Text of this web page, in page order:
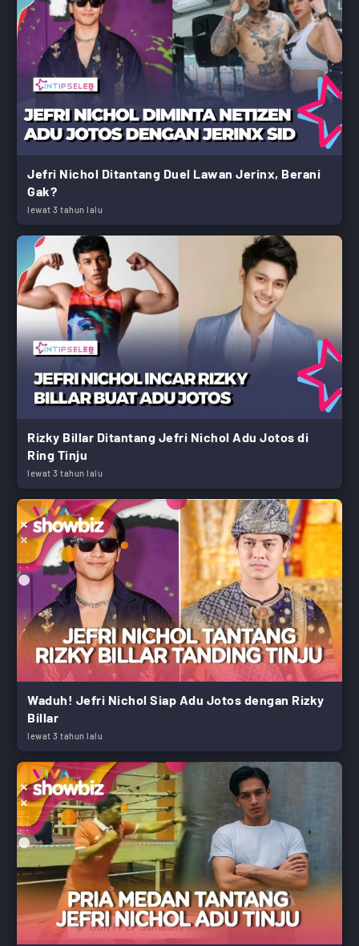
Jefri Nichol Ditantang Duel Lawan Jerinx, Berani
Gak?
lewat 3 tahun lalu
Rizky Billar Ditantang Jefri Nichol Adu Jotos di
Ring Tinju
lewat 3 tahun lalu
Waduh! Jefri Nichol Siap Adu Jotos dengan Rizky
Billar
lewat 3 tahun lalu